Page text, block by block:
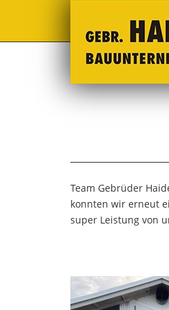
Team Gebrüder
konnten wir erneut
super Leistung von